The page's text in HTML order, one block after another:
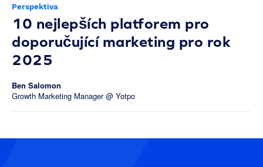
Perspektiva
10 nejlepších platforem pro
doporučující marketing pro rok
2025
Ben Salomon
Growth Marketing Manager @ Yotpo